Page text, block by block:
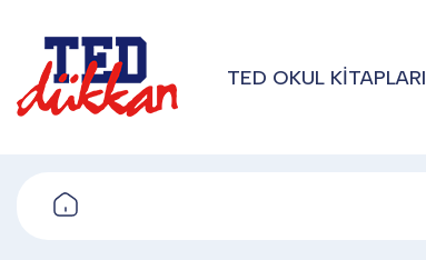
TED OKUL KİTAPLARI